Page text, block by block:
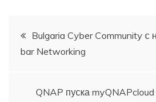
Навигация
Bulgaria Cyber Community с
bar Networking
QNAP пуска